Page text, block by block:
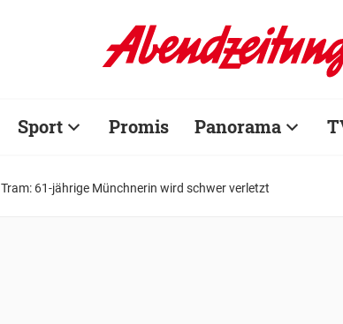
Sport Promis Panorama
61-jährige Münchnerin wird schwer verletzt